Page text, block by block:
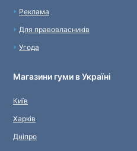
Реклама
Для правовласників
Угода
Магазини гуми в Україні
Київ
Харків
Дніпро